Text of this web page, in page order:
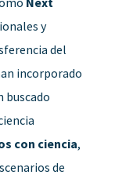
y
del
incorporado
buscado
con ciencia,
de